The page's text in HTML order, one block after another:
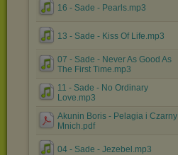
16 - Sade - Pearls.mp3
13 - Sade - Kiss Of Life.mp3
07 - Sade - Never As Good As
The First Time.mp3
11 - Sade - No Ordinary
Love.mp3
Akunin Boris - Pelagia i Czarny
Mnich.pdf
04 - Sade - Jezebel.mp3